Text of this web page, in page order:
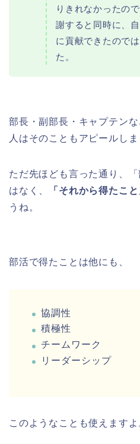
りきれなかったの
謝すると同時に、
に貢献できたので
た。
部長・副部長・キャプテン
人はそのこともアピールしま
ただ先ほども言った通り、
はなく、
「それから得たこと
うね。
部活で得たことは他にも、
協調性
積極性
チームワーク
リーダーシップ
このようなことも使えますよ